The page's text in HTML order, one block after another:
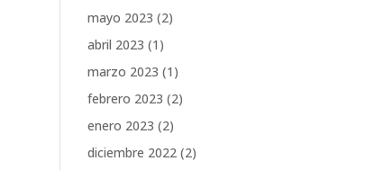
mayo 2023 (2)
abril 2023 (1)
marzo 2023 (1)
febrero 2023 (2)
enero 2023 (2)
diciembre 2022 (2)